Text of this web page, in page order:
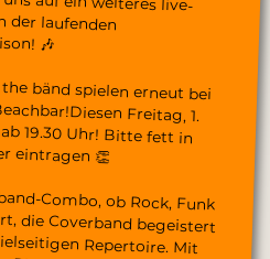
🎶
bänd spielen erneut bei
Freitag, 1.
ab 19.30 Uhr! Bitte fett in
eintragen 👏
Combo, ob Rock, Funk
die Coverband begeistert
Repertoire. Mit
Rhythm Section,
Bläser-Riffs und zwei
kreiert ankebock den